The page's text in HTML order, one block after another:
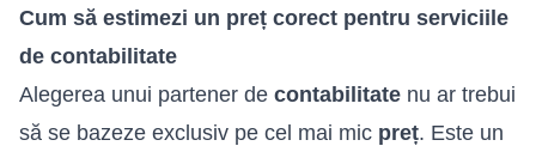
Cum să estimezi un preț corect pentru serviciile
de contabilitate
Alegerea unui partener de contabilitate nu ar trebui
să se bazeze exclusiv pe cel mai mic preț. Este un